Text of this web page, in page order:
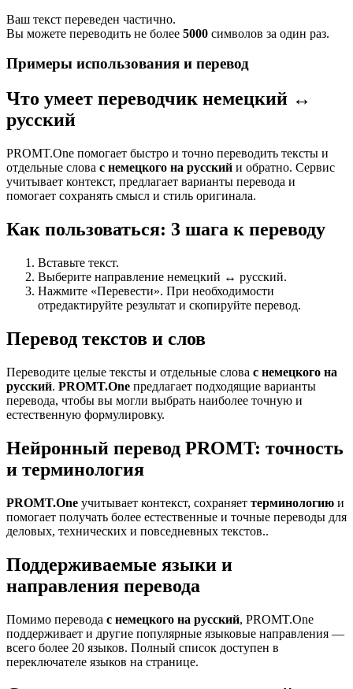
Ваш текст переведен частично.
Вы можете переводить не более 5000 символов за один раз.
Примеры использования и перевод
Что умеет переводчик немецкий ↔
русский
PROMT.One помогает быстро и точно переводить тексты и
отдельные слова с немецкого на русский и обратно. Сервис
учитывает контекст, предлагает варианты перевода и
помогает сохранять смысл и стиль оригинала.
Как пользоваться: 3 шага к переводу
Вставьте текст.
Выберите направление немецкий ↔ русский.
Нажмите «Перевести». При необходимости
отредактируйте результат и скопируйте перевод.
Перевод текстов и слов
Переводите целые тексты и отдельные слова с немецкого на
русский. PROMT.One предлагает подходящие варианты
перевода, чтобы вы могли выбрать наиболее точную и
естественную формулировку.
Нейронный перевод PROMT: точность
и терминология
PROMT.One учитывает контекст, сохраняет терминологию и
помогает получать более естественные и точные переводы для
деловых, технических и повседневных текстов..
Поддерживаемые языки и
направления перевода
Помимо перевода с немецкого на русский, PROMT.One
поддерживает и другие популярные языковые направления —
всего более 20 языков. Полный список доступен в
переключателе языков на странице.